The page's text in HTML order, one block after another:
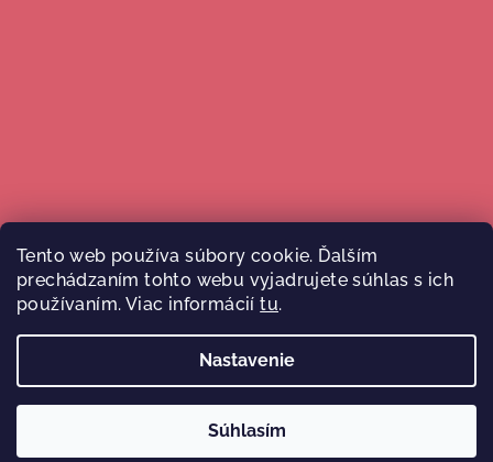
Tento web používa súbory cookie. Ďalším
prechádzaním tohto webu vyjadrujete súhlas s ich
používaním. Viac informáciítu.
Nastavenie
Súhlasím
Sledovať na Instagrame
Vytvoril Shoptet